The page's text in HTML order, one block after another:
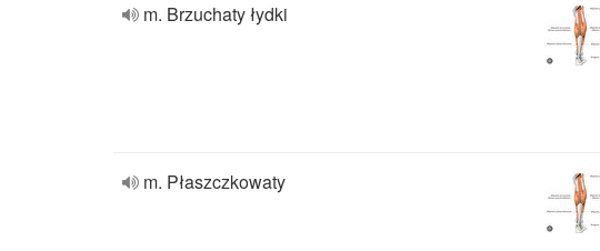
m. Brzuchaty łydki
m. Płaszczkowaty